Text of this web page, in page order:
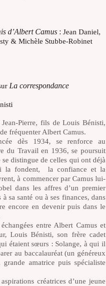
d’Albert Camus : Jean Daniel,
& Michèle Stubbe-Robinet
La correspondance
Pierre, fils de Louis Bénisti,
fréquenter Albert Camus.
dès 1934, se renforce au
du Travail en 1936, se poursuit
distingue de celles qui ont déjà
la fondent, la confiance et la
à commencer par Camus lui-
dans les affres d’un premier
sa santé ou à ses finances, dans
encore en devenir puis dans le
entre Albert Camus et
Louis Bénisti, son frère cadet
étaient sœurs : Solange, à qui il
au baccalauréat (un généreux
amatrice puis spécialiste
créatrices d’une jeune